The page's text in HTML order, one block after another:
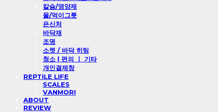
칼슘/영양제
물/먹이그릇
은신처
바닥재
조명
소켓 / 바닥 히팅
청소 l 편의 ㅣ 기타
개인결제창
REPTILE LIFE
SCALES
VANMORI
ABOUT
REVIEW